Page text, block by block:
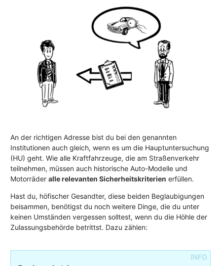
An der richtigen Adresse bist du bei den genannten
Institutionen auch gleich, wenn es um die Hauptuntersuchung
(HU) geht. Wie alle Kraftfahrzeuge, die am Straßenverkehr
teilnehmen, müssen auch historische Auto-Modelle und
Motorräder alle relevanten Sicherheitskriterien erfüllen.
Hast du, höfischer Gesandter, diese beiden Beglaubigungen
beisammen, benötigst du noch weitere Dinge, die du unter
keinen Umständen vergessen solltest, wenn du die Höhle der
Zulassungsbehörde betrittst. Dazu zählen: